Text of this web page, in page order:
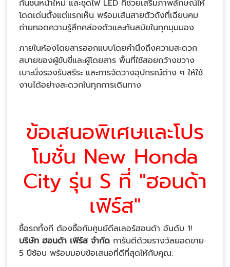
กันชนหน้าใหม่ และชุดไฟ LED ที่ช่วยเสริมภาพลักษณ์ให้
โดดเด่นตั้งแต่แรกเห็น พร้อมเส้นสายตัวถังที่เฉียบคม
ถ่ายทอดความรู้สึกคล่องตัวและทันสมัยในทุกมุมมอง
ภายในห้องโดยสารออกแบบโดยคำนึงถึงความสะดวก
สบายของผู้ขับขี่และผู้โดยสาร พื้นที่ใช้สอยกว้างขวาง
เบาะนั่งรองรับสรีระ และการจัดวางอุปกรณ์ต่าง ๆ ให้ใช้
งานได้อย่างสะดวกในทุกการเดินทาง
ข้อเสนอพิเศษและโปร
โมชั่น New Honda
City รุ่น S ที่ "ฮอนด้า
เฟิร์ส"
ซื้อรถทั้งที ต้องซื้อกับศูนย์ดีลเลอร์ฮอนด้า อันดับ 1!
บริษัท ฮอนด้า เฟิร์ส จำกัด การันตีด้วยรางวัลยอดขาย
5 ปีซ้อน พร้อมมอบข้อเสนอที่ดีที่สุดให้กับคุณ: